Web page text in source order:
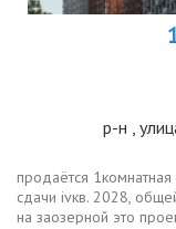
р-н ,
продаётся
сдачи ivкв. 2028,
на заозерной это